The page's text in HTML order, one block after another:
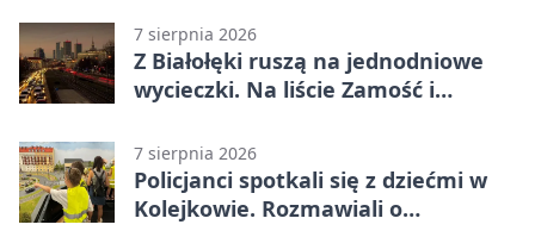
7 sierpnia 2026
Z Białołęki ruszą na jednodniowe
wycieczki. Na liście Zamość i
7 sierpnia 2026
Policjanci spotkali się z dziećmi w
Kolejkowie. Rozmawiali o